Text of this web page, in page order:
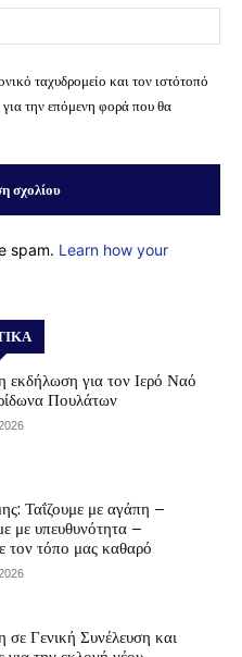
ταχυδρομείο και τον ιστότοπό
την επόμενη φορά που θα
spam. Learn how your
εκδήλωση για τον Ιερό Ναό
Πουλάτων
Ταΐζουμε με αγάπη –
με υπευθυνότητα –
τον τόπο μας καθαρό
Γενική Συνέλευση και